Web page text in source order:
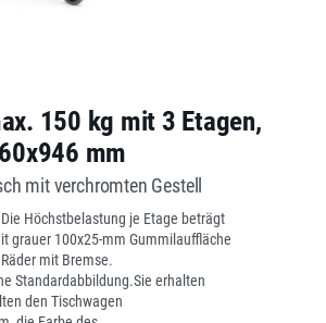
150 kg mit 3 Etagen,
mm
mit verchromten Gestell
Höchstbelastung je Etage beträgt
grauer 100x25-mm Gummilauffläche
mit Bremse.
Standardabbildung.Sie erhalten
den Tischwagen